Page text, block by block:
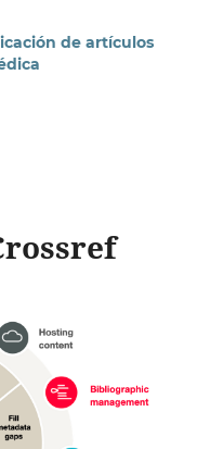
de artículos